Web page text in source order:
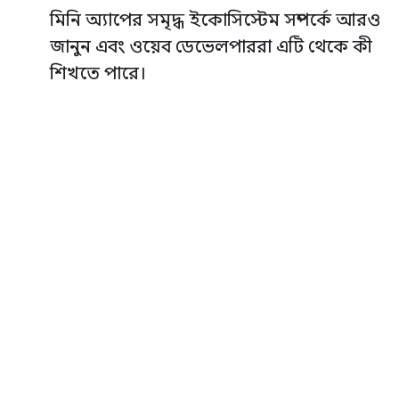
মিনি অ্যাপের সমৃদ্ধ ইকোসিস্টেম সম্পর্কে আরও
জানুন এবং ওয়েব ডেভেলপাররা এটি থেকে কী
শিখতে পারে।